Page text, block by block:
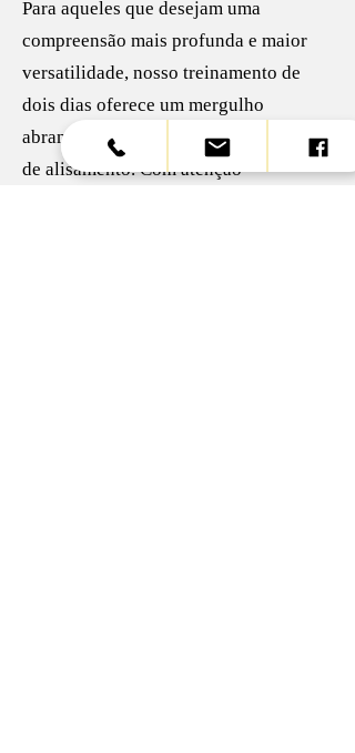
Para aqueles que desejam uma
compreensão mais profunda e maior
versatilidade, nosso treinamento de
dois dias oferece um mergulho
abrangente em três técnicas distintas
de alisamento. Com atenção